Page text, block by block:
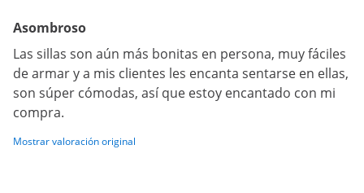
Asombroso
Las sillas son aún más bonitas en persona, muy fáciles
de armar y a mis clientes les encanta sentarse en ellas,
son súper cómodas, así que estoy encantado con mi
compra.
Mostrar valoración original